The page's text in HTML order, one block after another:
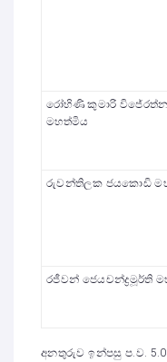
රෝහිණි කුමාරි විජේරත්න
මහත්මිය
රුවන්තිලක ජයකොඩි
රජීවන් ජෙයචන්ද්‍රමූර්ති
අනතුරුව ඉන්පසු ප.ව.